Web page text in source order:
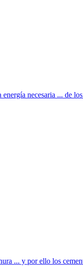
necesaria ... de
... y por ello los